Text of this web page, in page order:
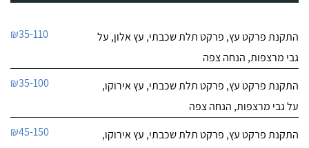
התקנת פרקט עץ, פרקט תלת שכבתי, עץ אלון, על
גבי מרצפות, הנחה צפה
₪35-110
התקנת פרקט עץ, פרקט תלת שכבתי, עץ אירוקו,
על גבי מרצפות, הנחה צפה
₪35-100
התקנת פרקט עץ, פרקט תלת שכבתי, עץ אירוקו,
₪45-150